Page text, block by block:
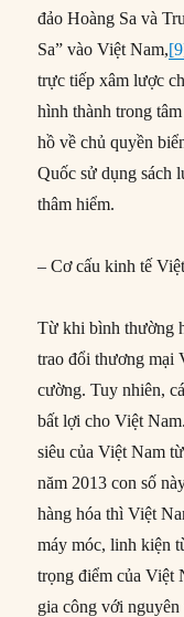
đảo Hoàng Sa và
Sa” vào Việt Nam,
trực tiếp xâm lược
hình thành trong
hồ về chủ quyền
Quốc sử dụng sách
thâm hiểm.
– Cơ cấu kinh tế
Từ khi bình thường
trao đổi thương mại
cường. Tuy nhiên,
bất lợi cho Việt
siêu của Việt Nam
năm 2013 con số
hàng hóa thì Việt
máy móc, linh kiện
trọng điểm của Việt
gia công với